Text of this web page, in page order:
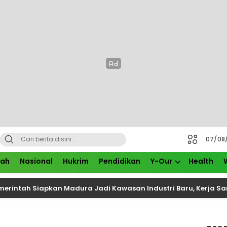
07/
Nasional Hukrim Pendidikan Y-Our Health
Siapkan Madura Jadi Kawasan Industri Baru, Kerja Sama